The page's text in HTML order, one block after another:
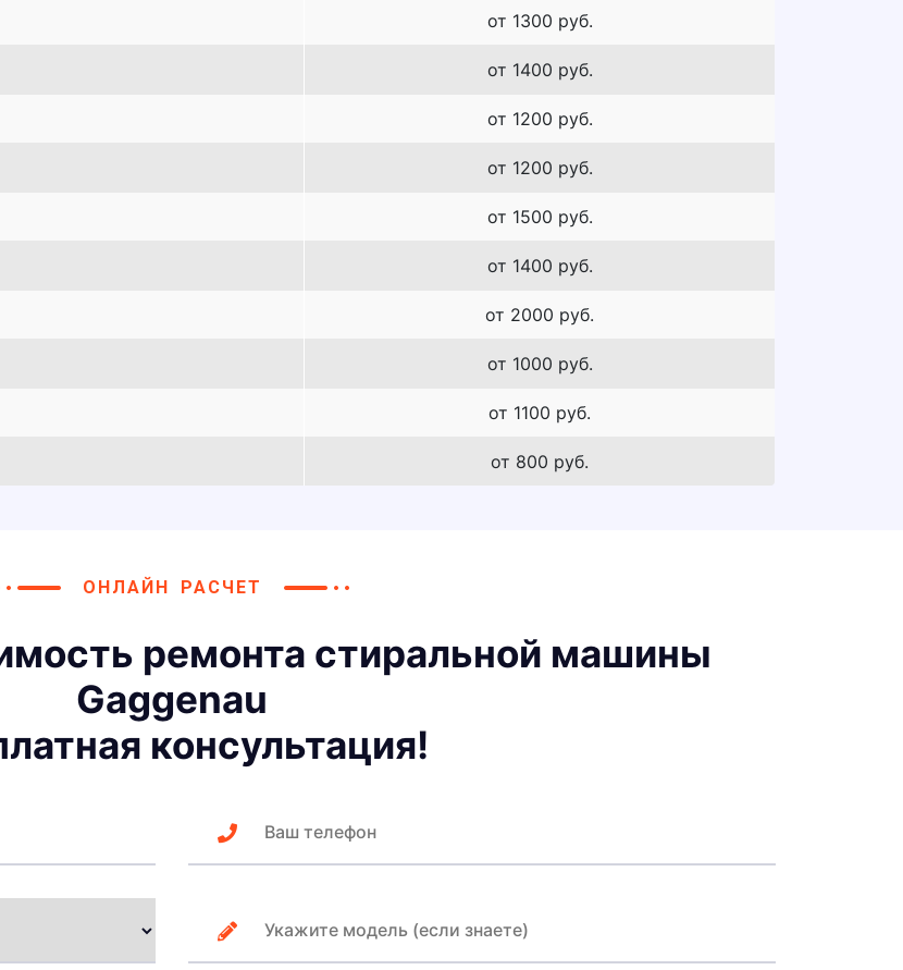
от 1300 руб.
от 1400 руб.
от 1200 руб.
от 1200 руб.
от 1500 руб.
от 1400 руб.
от 2000 руб.
от 1000 руб.
от 1100 руб.
от 800 руб.
ОНЛАЙН РАСЧЕТ
ремонта стиральной машины
Gaggenau
консультация!